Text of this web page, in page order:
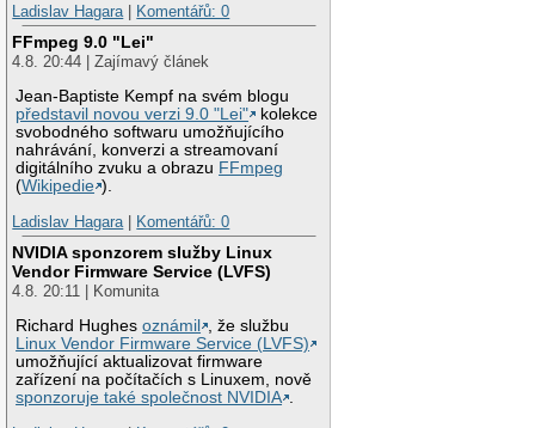
Ladislav Hagara
Komentářů: 0
FFmpeg 9.0 "Lei"
4.8. 20:44 | Zajímavý článek
Jean-Baptiste Kempf na svém blogu
představil novou verzi 9.0 "Lei"
kolekce
svobodného softwaru umožňujícího
nahrávání, konverzi a streamovaní
digitálního zvuku a obrazu FFmpeg
(Wikipedie ).
Ladislav Hagara
Komentářů: 0
NVIDIA sponzorem služby Linux
Vendor Firmware Service (LVFS)
4.8. 20:11 | Komunita
Richard Hughesoznámil
, že službu
Linux Vendor Firmware Service (LVFS)
umožňující aktualizovat firmware
zařízení na počítačích s Linuxem, nově
sponzoruje také společnost NVIDIA .